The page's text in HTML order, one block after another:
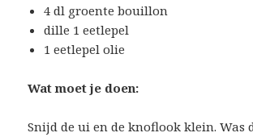
4 dl groente bouillon
dille 1 eetlepel
1 eetlepel olie
Wat moet je doen:
Snijd de ui en de knoflook klein. Was